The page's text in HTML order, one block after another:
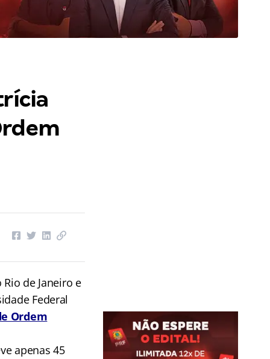
de Janeiro e
Federal
Ordem
apenas 45